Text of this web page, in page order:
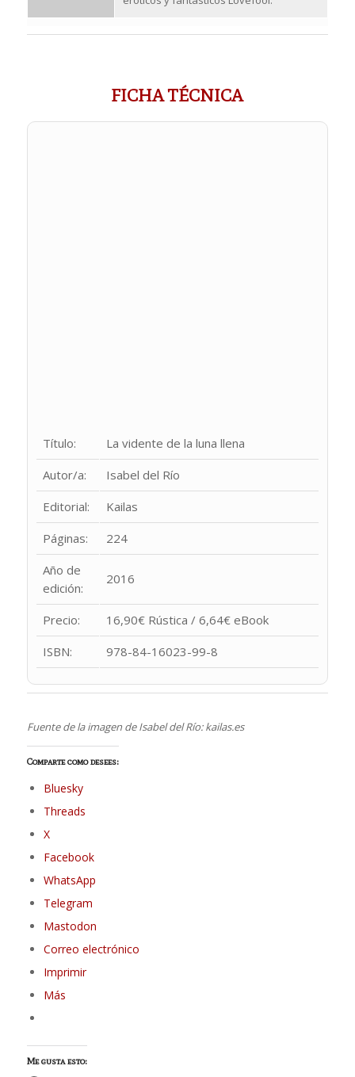
FICHA TÉCNICA
Título:
La vidente de la luna llena
Autor/a:
Isabel del Río
Editorial:
Kailas
Páginas:
224
Año de
edición:
2016
Precio:
16,90€ Rústica / 6,64€ eBook
ISBN:
978-84-16023-99-8
Fuente de la imagen de Isabel del Río: kailas.es
Comparte como desees:
Bluesky
Threads
X
Facebook
WhatsApp
Telegram
Mastodon
Correo electrónico
Imprimir
Más
Me gusta esto: